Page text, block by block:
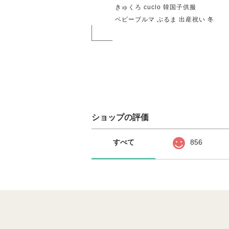
きゅくろ cuclo 韓国子供服
ベビーブルマ ぶるま 出産祝い 冬
ショップの評価
すべて 856